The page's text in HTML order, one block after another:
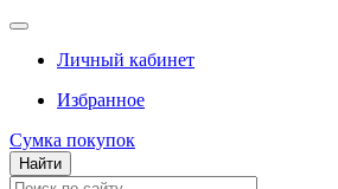
Личный кабинет
Избранное
Сумка покупок
Найти